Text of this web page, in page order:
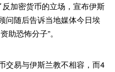
加密货币的立场，宣布伊斯
问随后告诉当地媒体今日埃
助恐怖分子”。
交易与伊斯兰教不相容，而4